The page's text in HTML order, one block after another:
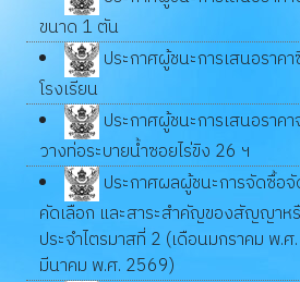
ขนาด 1 ตัน
ประกาศผู้ชนะการเสนอราค
โรงเรียน
ประกาศผู้ชนะการเสนอราค
วางท่อระบายน้ำซอยไร่ขิง 26 ฯ
ประกาศผลผู้ชนะการจัดซื้อ
คัดเลือก และสาระสำคัญของสัญญาห
ประจำไตรมาสที่ 2 (เดือนมกราคม พ.
มีนาคม พ.ศ. 2569)